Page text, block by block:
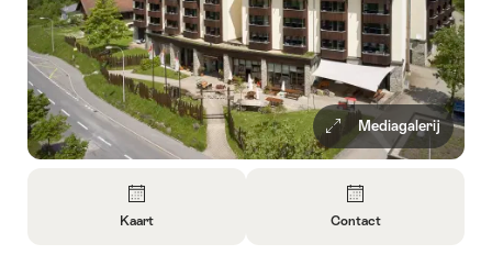
Mediagalerij
Kaart Contact